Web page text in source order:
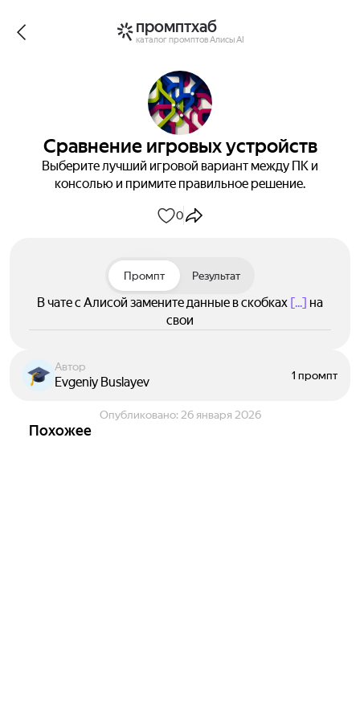
промптхаб
каталог промптов Алисы AI
Сравнение игровых устройств
Выберите лучший игровой вариант между ПК и
консолью и примите правильное решение.
0
Промпт Результат
В чате с Алисой замените данные в скобках [...] на
свои
Автор
Evgeniy Buslayev 1 промпт
Опубликовано: 26 января 2026
Похожее